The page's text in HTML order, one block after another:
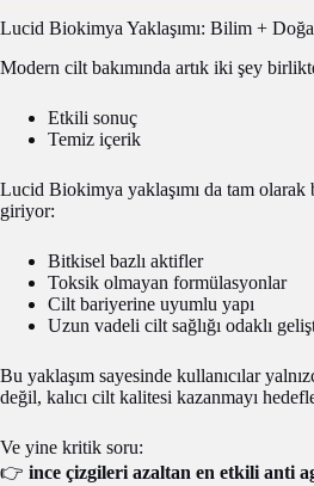
Lucid Biokimya Yaklaşımı: Bilim +
Modern cilt bakımında artık iki şey
Etkili sonuç
Temiz içerik
Lucid Biokimya yaklaşımı da tam olarak
giriyor:
Bitkisel bazlı aktifler
Toksik olmayan formülasyonlar
Cilt bariyerine uyumlu yapı
Uzun vadeli cilt sağlığı odaklı
Bu yaklaşım sayesinde kullanıcılar
değil, kalıcı cilt kalitesi kazanmayı
Ve yine kritik soru:
👉 ince çizgileri azaltan en etkili anti